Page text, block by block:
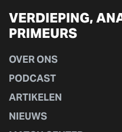
VERDIEPING,
PRIMEURS
OVER ONS
PODCAST
ARTIKELEN
NIEUWS